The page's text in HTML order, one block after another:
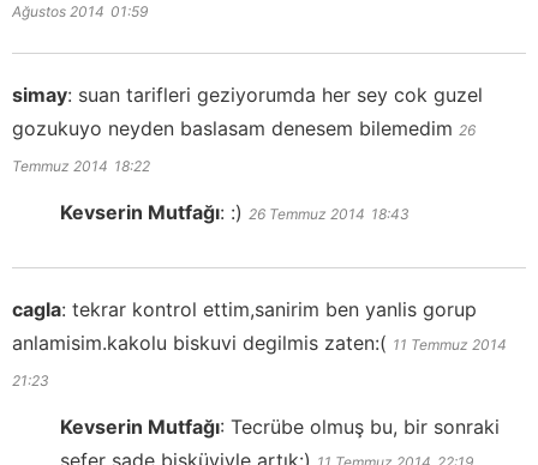
Ağustos 2014 01:59
simay: suan tarifleri geziyorumda her sey cok guzel
gozukuyo neyden baslasam denesem bilemedim 26
Temmuz 2014 18:22
Kevserin Mutfağı: :) 26 Temmuz 2014 18:43
cagla: tekrar kontrol ettim,sanirim ben yanlis gorup
anlamisim.kakolu biskuvi degilmis zaten:( 11 Temmuz 2014
21:23
Kevserin Mutfağı: Tecrübe olmuş bu, bir sonraki
sefer sade bisküviyle artık:)